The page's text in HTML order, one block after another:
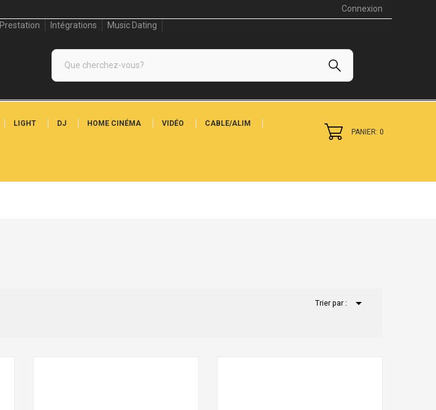
Connexion
Prestation Intégrations Music Dating
LIGHT DJ HOME CINÉMA VIDÉO CABLE/ALIM
PANIER: 0
Trier par : 